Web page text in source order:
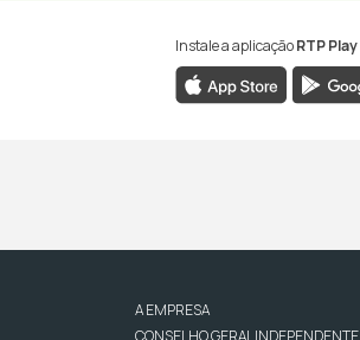
Instale a aplicaçãoRTP Play
A EMPRESA
CONSELHO GERAL INDEPENDENTE